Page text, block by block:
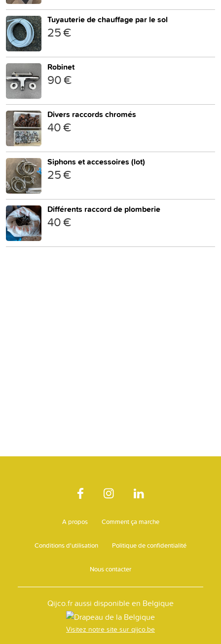
Tuyauterie de chauffage par le sol
25 €
Robinet
90 €
Divers raccords chromés
40 €
Siphons et accessoires (lot)
25 €
Différents raccord de plomberie
40 €
A propos Comment ça marche
Conditions d'utilisation Politique de confidentialité
Nous contacter
Qijco.fr aussi disponible en Belgique
Visitez notre site sur qijco.be